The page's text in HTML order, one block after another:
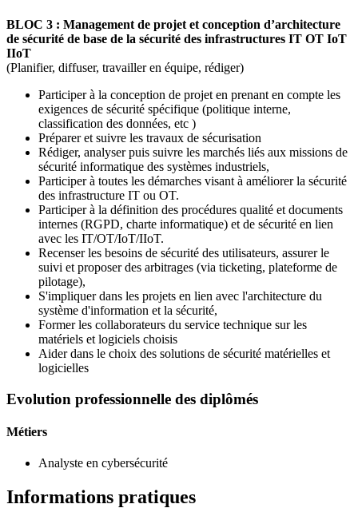
BLOC 3 : Management de projet et conception d’architecture
de sécurité de base de la sécurité des infrastructures IT OT IoT
IIoT
(Planifier, diffuser, travailler en équipe, rédiger)
Participer à la conception de projet en prenant en compte les
exigences de sécurité spécifique (politique interne,
classification des données, etc )
Préparer et suivre les travaux de sécurisation
Rédiger, analyser puis suivre les marchés liés aux missions de
sécurité informatique des systèmes industriels,
Participer à toutes les démarches visant à améliorer la sécurité
des infrastructure IT ou OT.
Participer à la définition des procédures qualité et documents
internes (RGPD, charte informatique) et de sécurité en lien
avec les IT/OT/IoT/IIoT.
Recenser les besoins de sécurité des utilisateurs, assurer le
suivi et proposer des arbitrages (via ticketing, plateforme de
pilotage),
S'impliquer dans les projets en lien avec l'architecture du
système d'information et la sécurité,
Former les collaborateurs du service technique sur les
matériels et logiciels choisis
Aider dans le choix des solutions de sécurité matérielles et
logicielles
Evolution professionnelle des diplômés
Métiers
Analyste en cybersécurité
Informations pratiques